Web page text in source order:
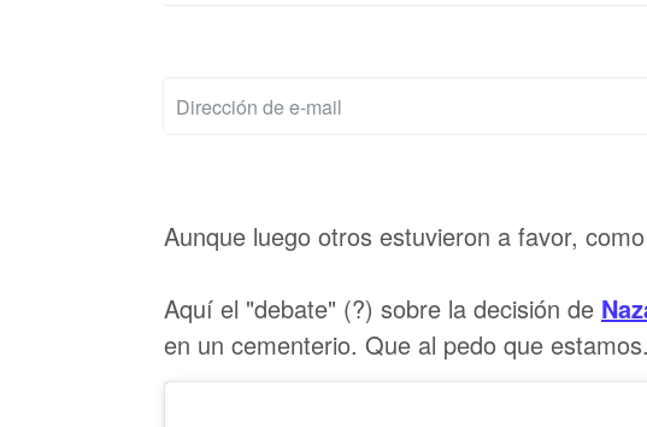
Aunque luego otros estuvieron a favor,
Aquí el "debate" (?) sobre la decisión de
en un cementerio. Que al pedo que